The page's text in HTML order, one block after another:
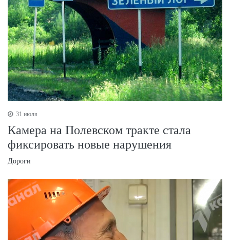
31 июля
Камера на Полевском тракте стала
фиксировать новые нарушения
Дороги